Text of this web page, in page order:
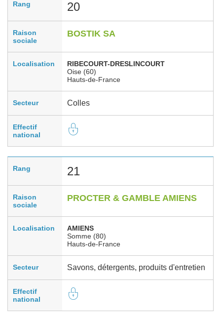
Rang 20
Raison
sociale
BOSTIK SA
Localisation
RIBECOURT-DRESLINCOURT
Oise (60)
Hauts-de-France
Secteur Colles
Effectif
national
Rang 21
Raison
sociale
PROCTER & GAMBLE AMIENS
Localisation
AMIENS
Somme (80)
Hauts-de-France
Secteur Savons, détergents, produits d'entretien
Effectif
national